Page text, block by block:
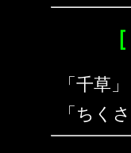
「千草
「ちく